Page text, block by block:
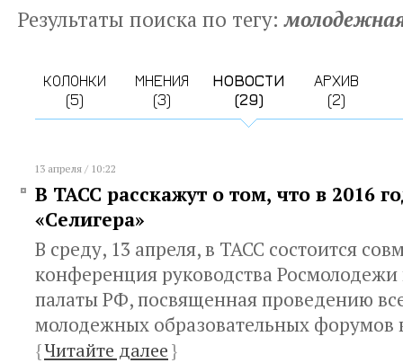
Результаты поиска по тегу:
КОЛОНКИ
(5)
МНЕНИЯ
(3)
НОВОСТИ
(29)
АРХИВ
(2)
13 апреля / 10:22
В ТАСС расскажут о том, что в 2016
«Селигера»
В среду, 13 апреля, в ТАСС состоится
конференция руководства
палаты РФ, посвященная проведению
молодежных образовательных форумов
{Читайте далее}